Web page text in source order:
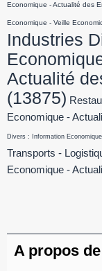
Economique - Actualité des
Economique - Veille
Industries
Actualité
(13875)
Economique -
Divers : Information
Transports -
Economique -
A propos